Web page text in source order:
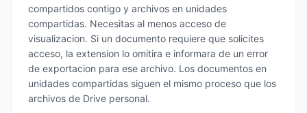
compartidos contigo y archivos en unidades
compartidas. Necesitas al menos acceso de
visualizacion. Si un documento requiere que solicites
acceso, la extension lo omitira e informara de un error
de exportacion para ese archivo. Los documentos en
unidades compartidas siguen el mismo proceso que los
archivos de Drive personal.